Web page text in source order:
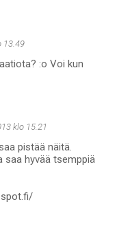
13.49
:o Voi kun
klo 15.21
pistää näitä.
saa hyvää tsemppiä